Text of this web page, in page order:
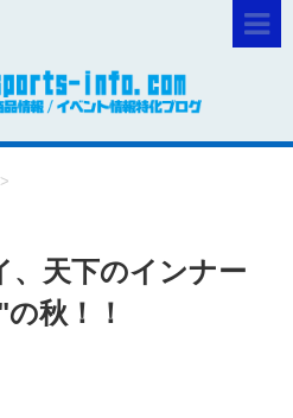
>
、天下のインナー
秋！！